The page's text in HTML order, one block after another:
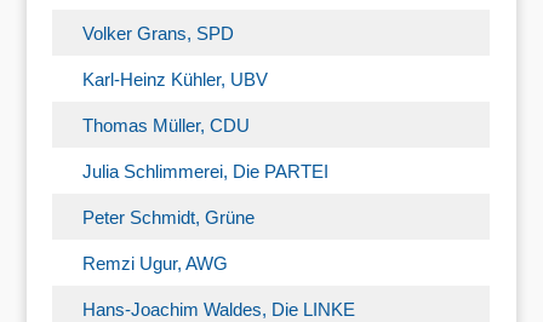
Volker Grans, SPD
Karl-Heinz Kühler, UBV
Thomas Müller, CDU
Julia Schlimmerei, Die PARTEI
Peter Schmidt, Grüne
Remzi Ugur, AWG
Hans-Joachim Waldes, Die LINKE